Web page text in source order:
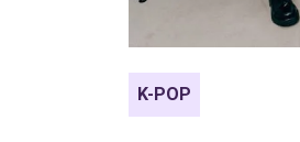
K-POP